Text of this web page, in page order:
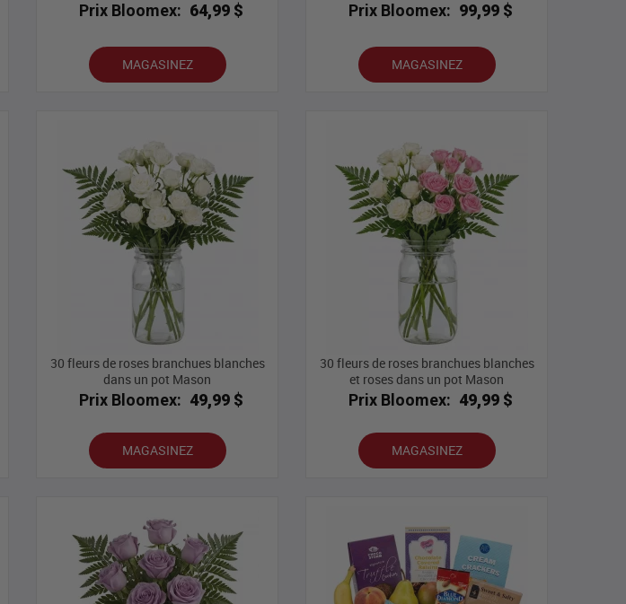
Prix Bloomex: 64,99 $
MAGASINEZ
Prix Bloomex: 99,99 $
MAGASINEZ
30 fleurs de roses branchues blanches
dans un pot Mason
Prix Bloomex: 49,99 $
MAGASINEZ
30 fleurs de roses branchues blanches
et roses dans un pot Mason
Prix Bloomex: 49,99 $
MAGASINEZ